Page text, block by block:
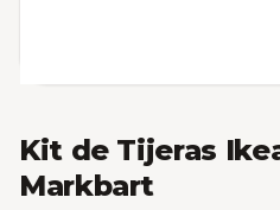
Kit de Tijeras
Markbart